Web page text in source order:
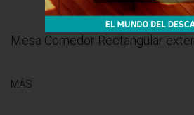
Mesa Comedor Rectangular
MÁS